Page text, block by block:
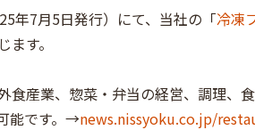
年7月5日発行）にて、当社の「冷凍
す。
産業、惣菜・弁当の経営、調理、
能です。→news.nissyoku.co.jp/